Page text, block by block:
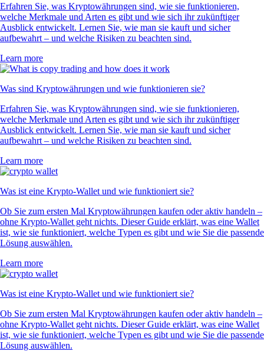
Erfahren Sie, was Kryptowährungen sind, wie sie funktionieren,
welche Merkmale und Arten es gibt und wie sich ihr zukünftiger
Ausblick entwickelt. Lernen Sie, wie man sie kauft und sicher
aufbewahrt – und welche Risiken zu beachten sind.
Learn more
Was sind Kryptowährungen und wie funktionieren sie?
Erfahren Sie, was Kryptowährungen sind, wie sie funktionieren,
welche Merkmale und Arten es gibt und wie sich ihr zukünftiger
Ausblick entwickelt. Lernen Sie, wie man sie kauft und sicher
aufbewahrt – und welche Risiken zu beachten sind.
Learn more
Was ist eine Krypto-Wallet und wie funktioniert sie?
Ob Sie zum ersten Mal Kryptowährungen kaufen oder aktiv handeln –
ohne Krypto-Wallet geht nichts. Dieser Guide erklärt, was eine Wallet
ist, wie sie funktioniert, welche Typen es gibt und wie Sie die passende
Lösung auswählen.
Learn more
Was ist eine Krypto-Wallet und wie funktioniert sie?
Ob Sie zum ersten Mal Kryptowährungen kaufen oder aktiv handeln –
ohne Krypto-Wallet geht nichts. Dieser Guide erklärt, was eine Wallet
ist, wie sie funktioniert, welche Typen es gibt und wie Sie die passende
Lösung auswählen.